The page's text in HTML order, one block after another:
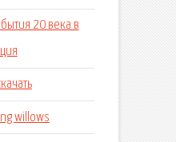
20 века в
willows